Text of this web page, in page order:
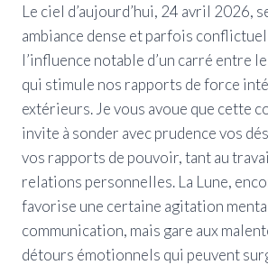
Le ciel d’aujourd’hui, 24 avril 2026,
ambiance dense et parfois
l’influence notable d’un carré entre
qui stimule nos rapports de force
extérieurs. Je vous avoue que cette
invite à sonder avec prudence vos
vos rapports de pouvoir, tant au
relations personnelles. La Lune,
favorise une certaine agitation
communication, mais gare aux
détours émotionnels qui peuvent